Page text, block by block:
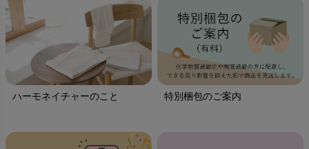
ハーモネイチャーのこと 特別梱包のご案内